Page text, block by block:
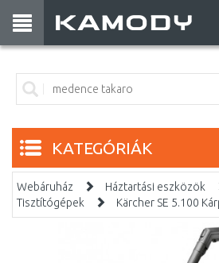
KATEGÓRIÁK
Webáruház Háztartási eszközök
Tisztítógépek
Kärcher SE 5.100